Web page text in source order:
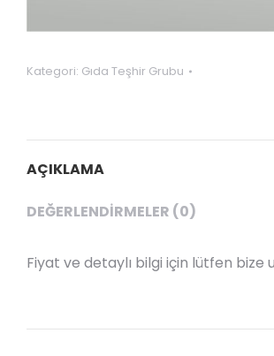
Kategori: Gıda Teşhir Grubu
AÇIKLAMA
DEĞERLENDIRMELER (0)
Fiyat ve detaylı bilgi için lütfen bize